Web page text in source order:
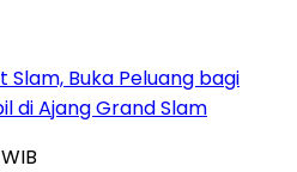
Slam, Buka Peluang bagi
di Ajang Grand Slam